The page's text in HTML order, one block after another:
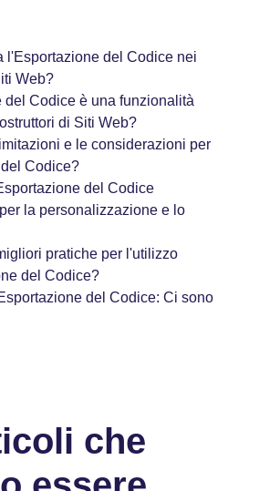
l'Esportazione del Codice nei
Web?
del Codice è una funzionalità
di Siti Web?
e le considerazioni per
Codice?
del Codice
la personalizzazione e lo
pratiche per l'utilizzo
del Codice?
del Codice: Ci sono
che